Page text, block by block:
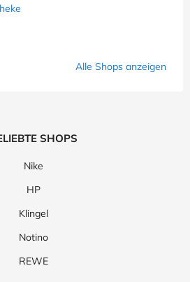
Alle Shops anzeigen
SHOPS
Nike
HP
Klingel
Notino
REWE